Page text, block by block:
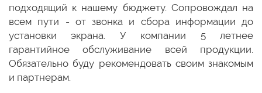
подходящий к нашему бюджету. Сопровождал на
всем пути - от звонка и сбора информации до
установки экрана. У компании 5 летнее
гарантийное обслуживание всей продукции.
Обязательно буду рекомендовать своим знакомым
и партнерам.